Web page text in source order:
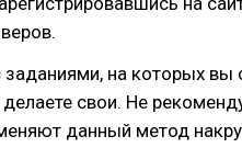
на которых вы
свои. Не
данный метод